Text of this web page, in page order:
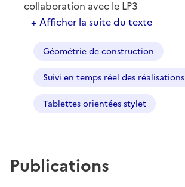
collaboration avec le LP3
+ Afficher la suite du texte
Géométrie de construction
Suivi en temps réel des réalisations
Tablettes orientées stylet
Publications